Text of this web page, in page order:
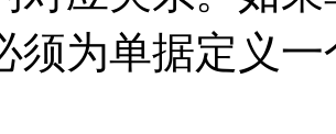
须为单据定义